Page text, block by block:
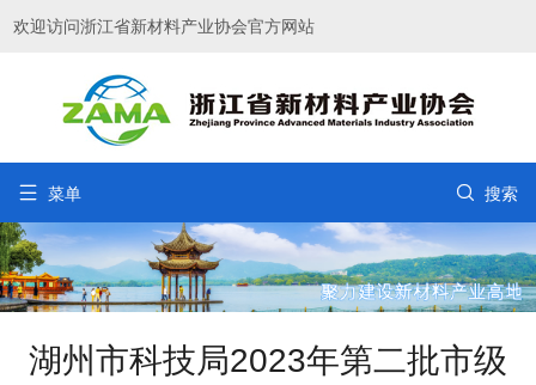
欢迎访问浙江省新材料产业协会官方网站
 菜单  搜索
湖州市科技局2023年第二批市级